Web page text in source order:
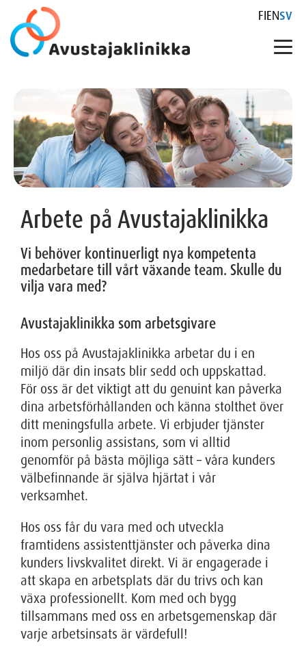
content
FIENSV
Arbete på Avustajaklinikka
Vi behöver kontinuerligt nya kompetenta
medarbetare till vårt växande team. Skulle du
vilja vara med?
Avustajaklinikka som arbetsgivare
Hos oss på Avustajaklinikka arbetar du i en
miljö där din insats blir sedd och uppskattad.
För oss är det viktigt att du genuint kan påverka
dina arbetsförhållanden och känna stolthet över
ditt meningsfulla arbete. Vi erbjuder tjänster
inom personlig assistans, som vi alltid
genomför på bästa möjliga sätt – våra kunders
välbefinnande är själva hjärtat i vår
verksamhet.
Hos oss får du vara med och utveckla
framtidens assistenttjänster och påverka dina
kunders livskvalitet direkt. Vi är engagerade i
att skapa en arbetsplats där du trivs och kan
växa professionellt. Kom med och bygg
tillsammans med oss en arbetsgemenskap där
varje arbetsinsats är värdefull!